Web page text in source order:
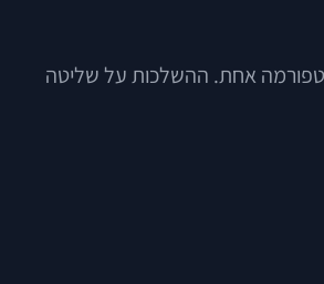
אחת. ההשלכות על שליטה